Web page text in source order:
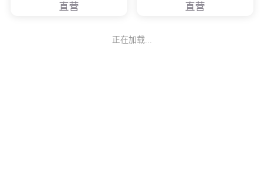
直营 直营
正在加载...